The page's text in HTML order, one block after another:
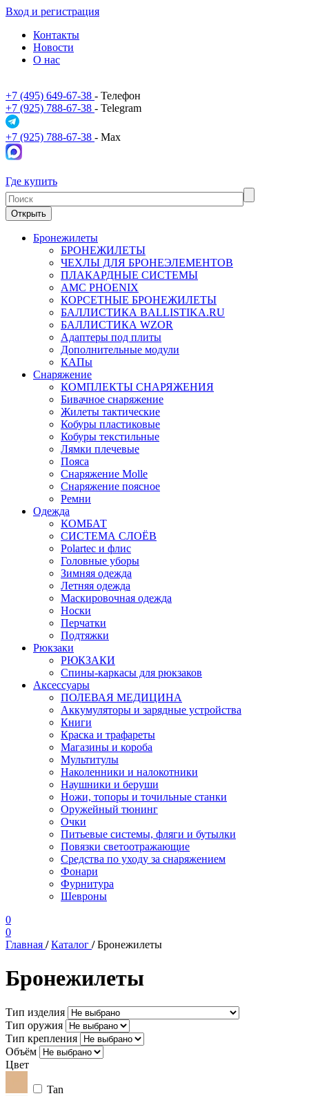
Вход и регистрация
Контакты
Новости
О нас
+7 (495) 649-67-38 - Телефон
+7 (925) 788-67-38 - Telegram
+7 (925) 788-67-38 - Max
Где купить
Открыть
Бронежилеты
БРОНЕЖИЛЕТЫ
ЧЕХЛЫ ДЛЯ БРОНЕЭЛЕМЕНТОВ
ПЛАКАРДНЫЕ СИСТЕМЫ
АМС PHOENIX
КОРСЕТНЫЕ БРОНЕЖИЛЕТЫ
БАЛЛИСТИКА BALLISTIKA.RU
БАЛЛИСТИКА WZOR
Адаптеры под плиты
Дополнительные модули
КАПы
Снаряжение
КОМПЛЕКТЫ СНАРЯЖЕНИЯ
Бивачное снаряжение
Жилеты тактические
Кобуры пластиковые
Кобуры текстильные
Лямки плечевые
Пояса
Снаряжение Molle
Снаряжение поясное
Ремни
Одежда
КОМБАТ
СИСТЕМА СЛОЁВ
Polartec и флис
Головные уборы
Зимняя одежда
Летняя одежда
Маскировочная одежда
Носки
Перчатки
Подтяжки
Рюкзаки
РЮКЗАКИ
Спины-каркасы для рюкзаков
Аксессуары
ПОЛЕВАЯ МЕДИЦИНА
Аккумуляторы и зарядные устройства
Книги
Краска и трафареты
Магазины и короба
Мультитулы
Наколенники и налокотники
Наушники и беруши
Ножи, топоры и точильные станки
Оружейный тюнинг
Очки
Питьевые системы, фляги и бутылки
Повязки светоотражающие
Средства по уходу за снаряжением
Фонари
Фурнитура
Шевроны
0
0
Главная / Каталог / Бронежилеты
Бронежилеты
Тип изделия
Тип оружия
Тип крепления
Объём
Цвет
Tan